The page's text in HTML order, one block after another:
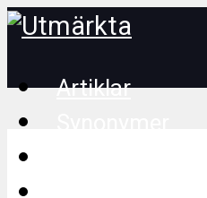
Artiklar